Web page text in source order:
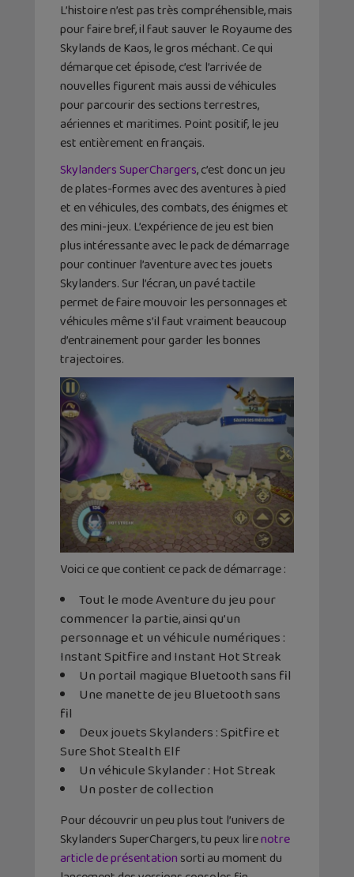
L’histoire n’est pas très compréhensible, mais
pour faire bref, il faut sauver le Royaume des
Skylands de Kaos, le gros méchant. Ce qui
démarque cet épisode, c’est l’arrivée de
nouvelles figurent mais aussi de véhicules
pour parcourir des sections terrestres,
aériennes et maritimes. Point positif, le jeu
est entièrement en français.
Skylanders SuperChargers, c’est donc un jeu
de plates-formes avec des aventures à pied
et en véhicules, des combats, des énigmes et
des mini-jeux. L’expérience de jeu est bien
plus intéressante avec le pack de démarrage
pour continuer l’aventure avec tes jouets
Skylanders. Sur l’écran, un pavé tactile
permet de faire mouvoir les personnages et
véhicules même s’il faut vraiment beaucoup
d’entrainement pour garder les bonnes
trajectoires.
Voici ce que contient ce pack de démarrage :
Tout le mode Aventure du jeu pour
commencer la partie, ainsi qu’un
personnage et un véhicule numériques :
Instant Spitfire and Instant Hot Streak
Un portail magique Bluetooth sans fil
Une manette de jeu Bluetooth sans
fil
Deux jouets Skylanders : Spitfire et
Sure Shot Stealth Elf
Un véhicule Skylander : Hot Streak
Un poster de collection
Pour découvrir un peu plus tout l’univers de
Skylanders SuperChargers, tu peux lirenotre
article de présentation sorti au moment du